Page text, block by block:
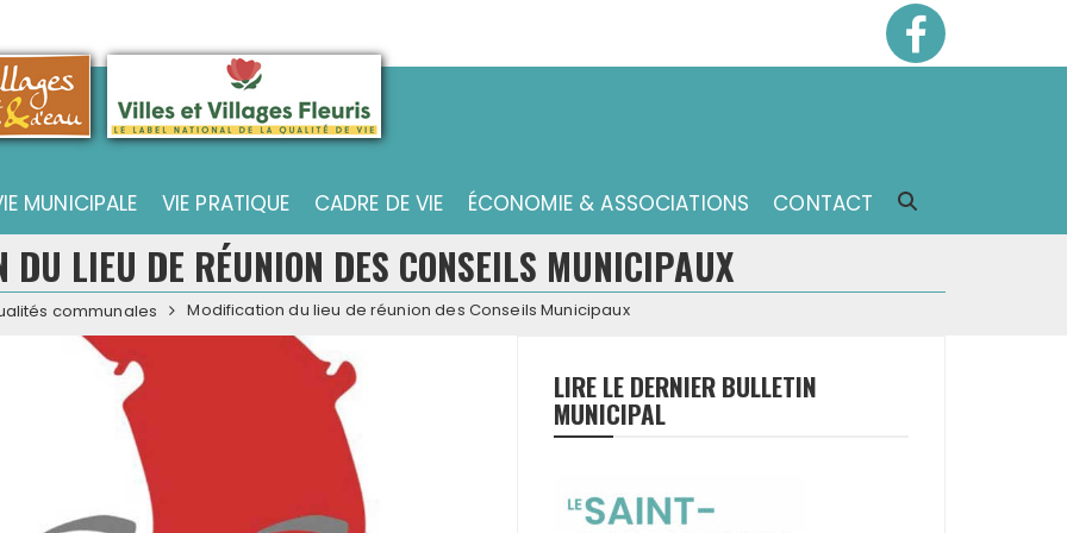
MUNICIPALE VIE PRATIQUE CADRE DE VIE ÉCONOMIE & ASSOCIATIONS CONTACT
DU LIEU DE RÉUNION DES CONSEILS MUNICIPAUX
communales Modification du lieu de réunion des Conseils Municipaux
LIRE LE DERNIER BULLETIN
MUNICIPAL